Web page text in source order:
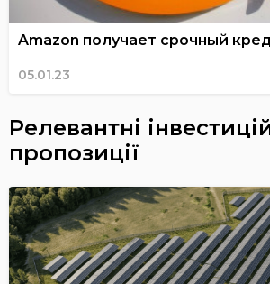
Amazon получает срочный
05.01.23
Релевантні
пропозиції